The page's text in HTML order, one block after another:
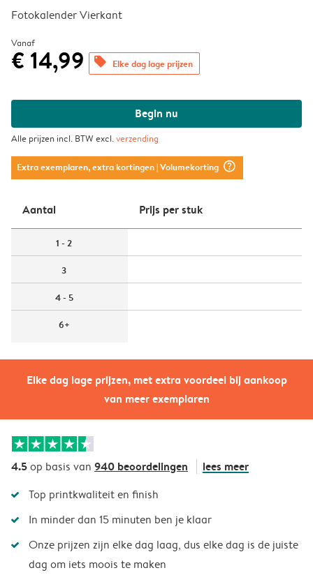
Elke dag lage prijzen, met extra voordeel bij aankoop
van meer exemplaren
Fotokalender Vierkant
Vanaf
€ 14,99 offers Elke dag lage prijzen
Begin nu
Alle prijzen incl. BTW excl.verzending
Extra exemplaren, extra kortingen| Volumekorting question_mark_circle
Aantal Prijs per stuk
1 - 2
3
4 - 5
6+
4.5op basis van 940 beoordelingen lees meer
Top printkwaliteit en finish
In minder dan 15 minuten ben je klaar
Onze prijzen zijn elke dag laag, dus elke dag is de juiste
dag om iets moois te maken